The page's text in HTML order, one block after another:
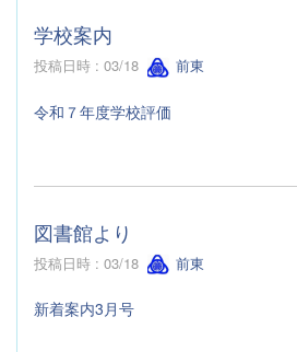
学校案内
投稿日時 : 03/18 前東
令和７年度学校評価
図書館より
投稿日時 : 03/18 前東
新着案内3月号